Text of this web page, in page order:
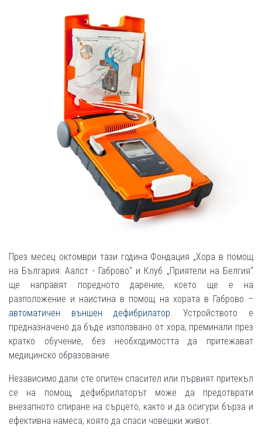
През месец октомври тази година Фондация „Хора в помощ
на България: Аалст - Габрово“ и Клуб „Приятели на Белгия“
ще направят поредното дарение, което ще е на
разположение и наистина в помощ на хората в Габрово –
автоматичен външен дефибрилатор. Устройството е
предназначено да бъде използвано от хора, преминали през
кратко обучение, без необходимостта да притежават
медицинско образование.
Независимо дали сте опитен спасител или първият притекъл
се на помощ, дефибрилаторът може да предотврати
внезапното спиране на сърцето, както и да осигури бърза и
ефективна намеса, която да спаси човешки живот.